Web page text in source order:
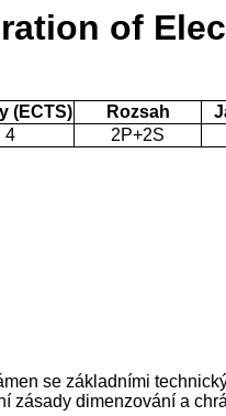
of
(ECTS) Rozsah
4 2P+2S
se základními
zásady dimenzování a